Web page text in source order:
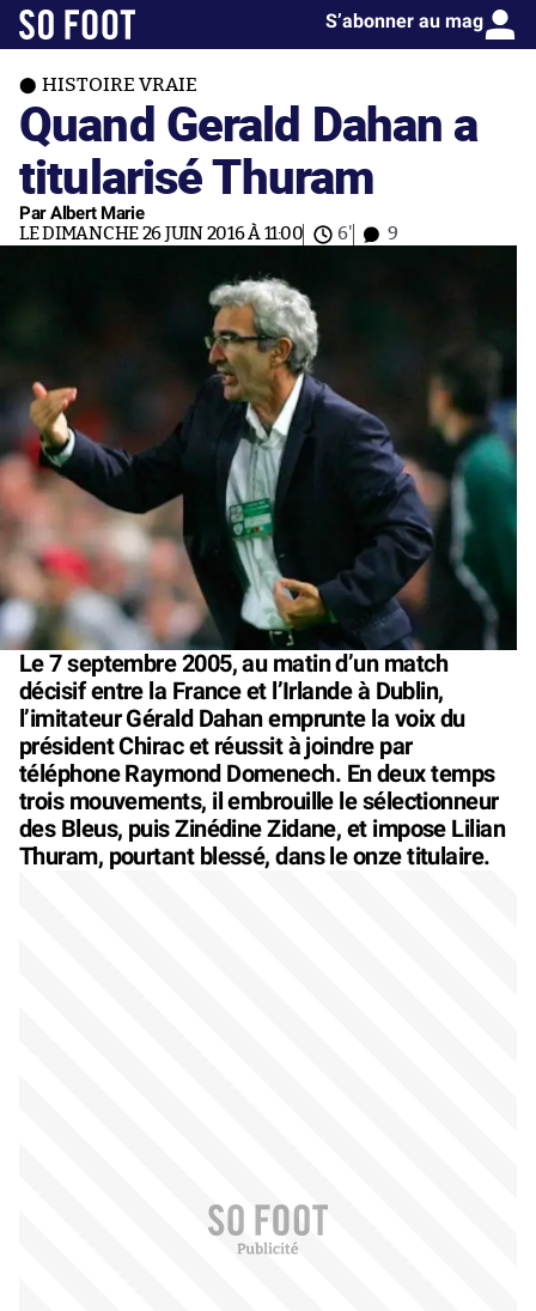
S’abonner au mag
HISTOIRE VRAIE
Quand Gerald Dahan a
titularisé Thuram
Par Albert Marie
LE DIMANCHE 26 JUIN 2016 À 11:00 6' 9
Le 7 septembre 2005, au matin d’un match
décisif entre la France et l’Irlande à Dublin,
l’imitateur Gérald Dahan emprunte la voix du
président Chirac et réussit à joindre par
téléphone Raymond Domenech. En deux temps
trois mouvements, il embrouille le sélectionneur
des Bleus, puis Zinédine Zidane, et impose Lilian
Thuram, pourtant blessé, dans le onze titulaire.